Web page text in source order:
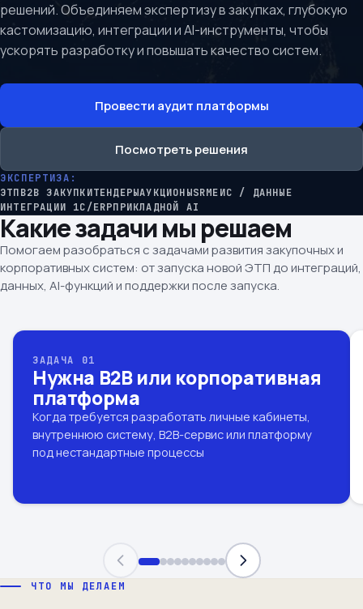
решений. Объединяем экспертизу в закупках, глубокую
кастомизацию, интеграции и AI-инструменты, чтобы
ускорять разработку и повышать качество систем.
Провести аудит платформы
Посмотреть решения
ЭКСПЕРТИЗА:
ЭТПB2B ЗАКУПКИТЕНДЕРЫАУКЦИОНЫSRMЕИС / ДАННЫЕ
ИНТЕГРАЦИИ 1C/ERPПРИКЛАДНОЙ AI
Какие задачи мы решаем
Помогаем разобраться с задачами развития закупочных и
корпоративных систем: от запуска новой ЭТП до интеграций,
данных, AI-функций и поддержки после запуска.
ЗАДАЧА 01
Нужна B2B или корпоративная
платформа
Когда требуется разработать личные кабинеты,
внутреннюю систему, B2B-сервис или платформу
под нестандартные процессы
ЧТО МЫ ДЕЛАЕМ